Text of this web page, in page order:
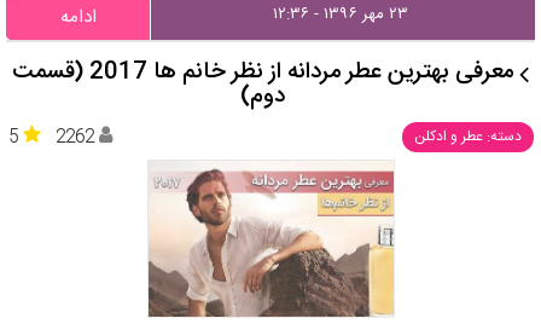
۲۳ مهر ۱۳۹۶ - ۱۲:۳۶ ادامه
معرفی بهترین عطر مردانه از نظر خانم ها 2017 (قسمت
دوم)
دسته: عطر و ادکلن 5 2262